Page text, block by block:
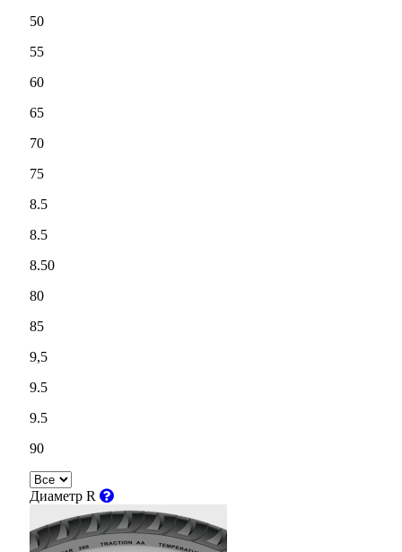
50
55
60
65
70
75
8.5
8.5
8.50
80
85
9,5
9.5
9.5
90
Диаметр R